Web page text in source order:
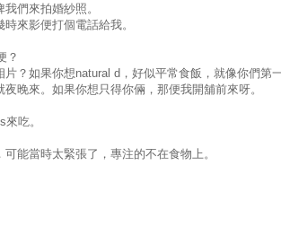
們來拍婚紗照。
來影便打個電話給我。
？
？如果你想natural d，好似平常食飯，就像你們第
晚來。如果你想只得你倆，那便我開舖前來呀。
吃。
能當時太緊張了，專注的不在食物上。